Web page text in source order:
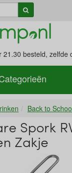
21.30 besteld, zelfde
Back to
Spork
Zakje